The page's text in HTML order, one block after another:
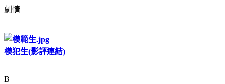
劇情
模犯生(影評連結)
B+